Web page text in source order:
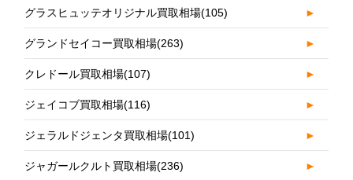
グラスヒュッテオリジナル買取相場(105) ►
グランドセイコー買取相場(263) ►
クレドール買取相場(107) ►
ジェイコブ買取相場(116) ►
ジェラルドジェンタ買取相場(101) ►
ジャガールクルト買取相場(236) ►